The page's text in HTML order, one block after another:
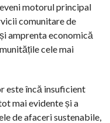
motorul principal
comunitare de
amprenta economică
cele mai
este încă insuficient
mai evidente și a
de afaceri sustenabile,